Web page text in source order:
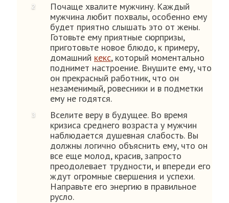
Почаще хвалите мужчину. Каждый
мужчина любит похвалы, особенно ему
будет приятно слышать это от жены.
Готовьте ему приятные сюрпризы,
приготовьте новое блюдо, к примеру,
домашний кекс, который моментально
поднимет настроение. Внушите ему, что
он прекрасный работник, что он
незаменимый, ровесники и в подметки
ему не годятся.
Вселите веру в будущее. Во время
кризиса среднего возраста у мужчин
наблюдается душевная слабость. Вы
должны логично объяснить ему, что он
все еще молод, красив, запросто
преодолевает трудности, и впереди его
ждут огромные свершения и успехи.
Направьте его энергию в правильное
русло.